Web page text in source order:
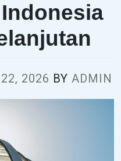
2026 BY ADMIN